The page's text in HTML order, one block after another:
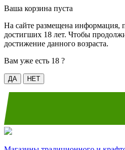
Ваша корзина пуста
На сайте размещена информация,
достигших 18 лет. Чтобы
достижение данного возраста.
Вам уже есть 18 ?
ДА НЕТ